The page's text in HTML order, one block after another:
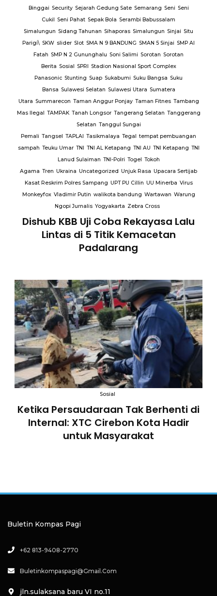
Binggai Security Sejarah Gedung Sate Semarang Seni Seni
Cukil Seni Pahat Sepak Bola Serambi Babussalam
Simalungun Sidang Tahunan Sihaporas Simalungun Sinjai Situ
Parigi\ SKW slider Slot SMA N 9 BANDUNG SMAN 5 Sinjai SMP Al
Fatah SMP N 2 Gununghalu Soni Salimi Sorotan Sorotan
Berita Sosial SPRI Stadion Nasional Sport Complex
Panasonic Stunting Suap Sukabumi Suku Bangsa Suku
Bansa Sulawesi Selatan Sulawesi Utara Sumatera
Utara Summarecon Taman Anggur Ponjay Taman Fitnes Tambang
Mas Ilegal TAMPAK Tanah Longsor Tangerang Selatan Tanggerang
Selatan Tanggul Sungai
Pemali Tangsel TAPLAI Tasikmalaya Tegal tempat pembuangan
sampah Teuku Umar TNI TNI AL Ketapang TNI AU TNI Ketapang TNI
Lanud Sulaiman TNI-Polri Togel Tokoh
Agama Tren Ukraina Uncategorized Unjuk Rasa Upacara Sertijab
Kasat Reskrim Polres Sampang UPT PU Cillin UU Minerba Virus
Monkeyfox Vladimir Putin walikota bandung Wartawan Warung
Ngopi Jurnalis Yogyakarta Zebra Cross
Dishub KBB Uji Coba Rekayasa Lalu
Lintas di 5 Titik Kemacetan
Padalarang
Sosial
Ketika Persaudaraan Tak Berhenti di
Internal: XTC Cirebon Kota Hadir
untuk Masyarakat
Buletin Kompas Pagi
+62 813-9408-2770
Buletinkompaspagi@gmail.com
jln.sulaksana baru VI no.11